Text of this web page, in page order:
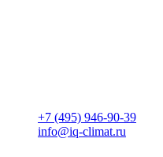
+7 (495) 946-90-39
info@iq-climat.ru